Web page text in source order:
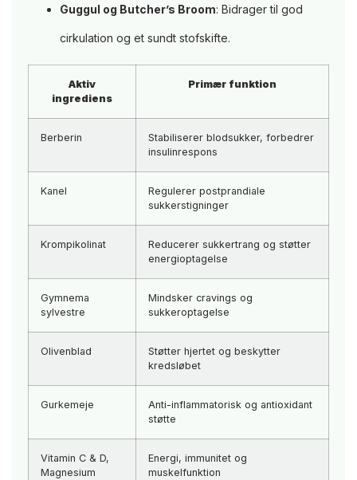
Guggul og Butcher’s Broom: Bidrager til god
cirkulation og et sundt stofskifte.
Aktiv
ingrediens
Primær funktion
Berberin
Stabiliserer blodsukker, forbedrer
insulinrespons
Kanel
Regulerer postprandiale
sukkerstigninger
Krompikolinat
Reducerer sukkertrang og støtter
energioptagelse
Gymnema
sylvestre
Mindsker cravings og
sukkeroptagelse
Olivenblad
Støtter hjertet og beskytter
kredsløbet
Gurkemeje
Anti-inflammatorisk og antioxidant
støtte
Vitamin C & D,
Magnesium
Energi, immunitet og
muskelfunktion